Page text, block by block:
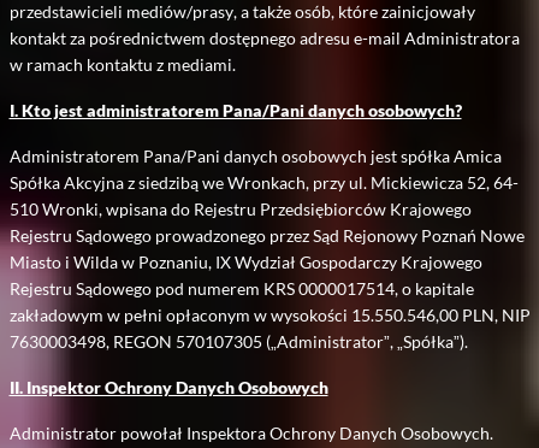
przedstawicieli mediów/prasy, a także osób, które zainicjowały
kontakt za pośrednictwem dostępnego adresu e-mail Administratora
w ramach kontaktu z mediami.
I. Kto jest administratorem Pana/Pani danych osobowych?
Administratorem Pana/Pani danych osobowych jest spółka Amica
Spółka Akcyjna z siedzibą we Wronkach, przy ul. Mickiewicza 52, 64-
510 Wronki, wpisana do Rejestru Przedsiębiorców Krajowego
Rejestru Sądowego prowadzonego przez Sąd Rejonowy Poznań Nowe
Miasto i Wilda w Poznaniu, IX Wydział Gospodarczy Krajowego
Rejestru Sądowego pod numerem KRS 0000017514, o kapitale
zakładowym w pełni opłaconym w wysokości 15.550.546,00 PLN, NIP
7630003498, REGON 570107305 („Administrator”, „Spółka”).
II. Inspektor Ochrony Danych Osobowych
Administrator powołał Inspektora Ochrony Danych Osobowych.